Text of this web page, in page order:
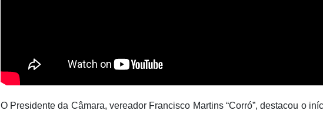
O Presidente da Câmara, vereador Francisco Martins “Corró”, destacou o